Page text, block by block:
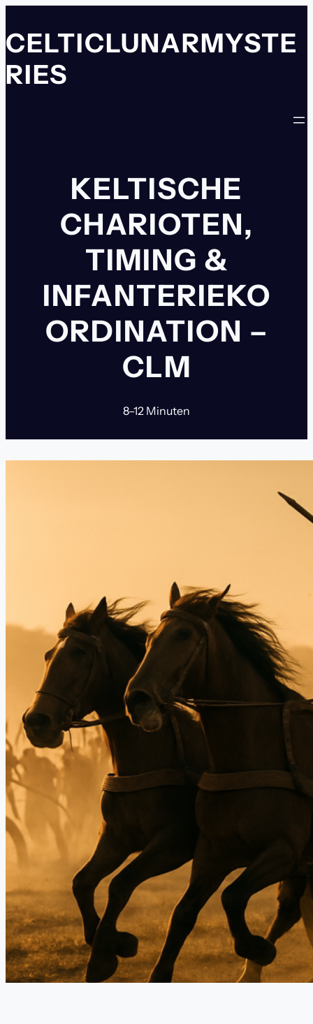
springen
CELTICLUNARMYSTE
RIES
KELTISCHE
CHARIOTEN,
TIMING &
INFANTERIEKO
ORDINATION –
CLM
8–12 Minuten